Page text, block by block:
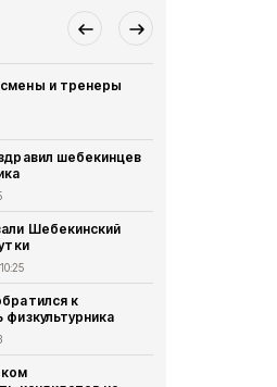
и тренеры
шебекинцев
Шебекинский
к